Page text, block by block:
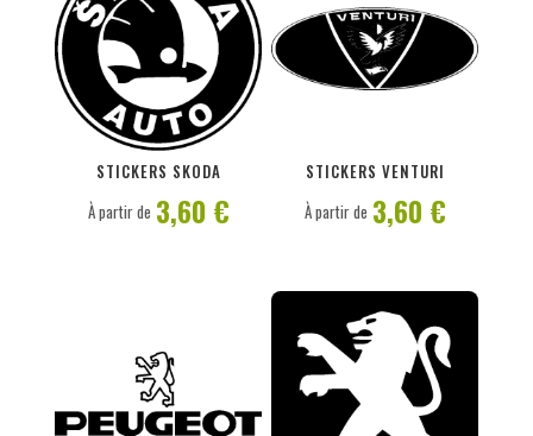
STICKERS SKODA
PERSONNALISER
À partir de 3,60 €
STICKERS VENTURI
À partir de 3,60 €